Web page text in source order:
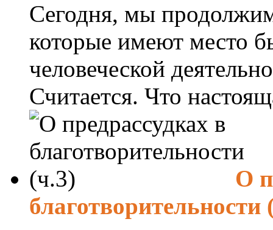
Сегодня, мы
которые имеют место
человеческой
Считается. Что
О
благотворительности